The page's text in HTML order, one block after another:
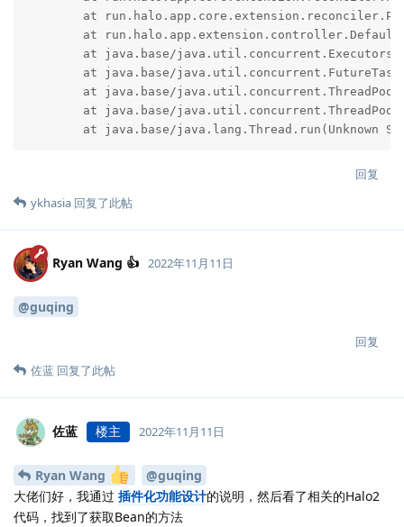
at java.base/java.lang.Thread.run(Unknown
回复
ykhasia 回复了此帖
Ryan Wang 👍 2022年11月11日
@guqing
回复
佐蓝 回复了此帖
佐蓝 楼主 2022年11月11日
Ryan Wang
@guqing
大佬们好，我通过 插件化功能设计的说明，然后看了相关的Halo2
代码，找到了获取Bean的方法